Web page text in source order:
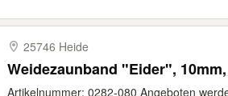
25746 Heide
Weidezaunband "Eider",
Artikelnummer: 0282-080 Angeboten